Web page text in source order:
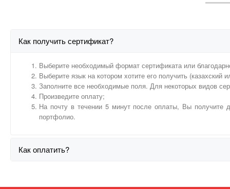
Как получить сертификат?
Выберите необходимый формат сертификата или
Выберите язык на котором хотите его получить (казахский
Заполните все необходимые поля. Для некоторых видов
Произведите оплату;
На почту в течении 5 минут после оплаты, Вы получите
портфолио.
Как оплатить?